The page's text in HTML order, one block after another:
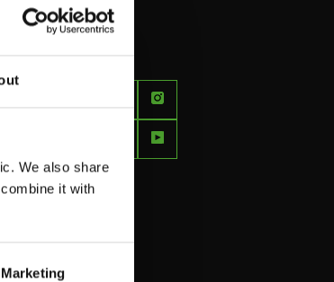
We also share
it with
Marketing